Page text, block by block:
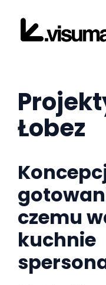
treści
Łobez
czemu
kuchnie